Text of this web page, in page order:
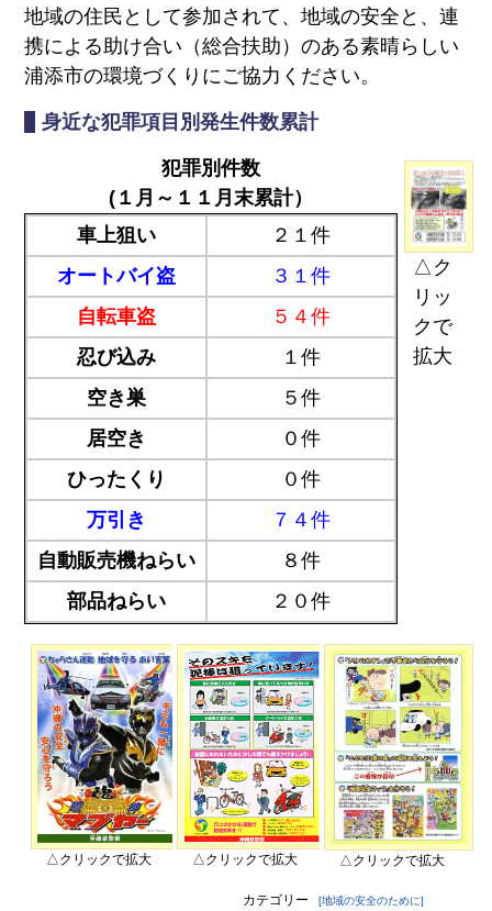
地域の住民として参加されて、地域の安全と、連
携による助け合い（総合扶助）のある素晴らしい
浦添市の環境づくりにご協力ください。
身近な犯罪項目別発生件数累計
犯罪別件数
(１月～１１月末累計）
車上狙い
２１件
オートバイ盗
３１件
自転車盗
５４件
忍び込み
１件
空き巣
５件
居空き
０件
ひったくり
０件
万引き
７４件
自動販売機ねらい
８件
部品ねらい
２０件
△ク
リッ
クで
拡大
△クリックで拡大 △クリックで拡大 △クリックで拡大
カテゴリー [地域の安全のために]